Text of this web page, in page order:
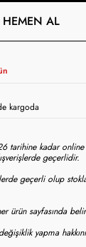
HEMEN AL
kargoda
tarihine kadar
geçerlidir.
geçerli olup
ürün sayfasında
yapma